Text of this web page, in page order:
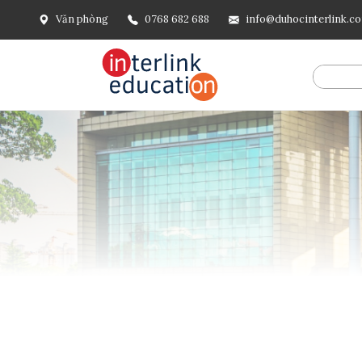
Văn phòng 0768 682 688
@include('frontend.layouts.schema-org', [ 'type' =>
url('/'), ], [ '@type' => 'ListItem', 'position' => 2, 'name' =>
=> url()->current(), ], ], ], ])